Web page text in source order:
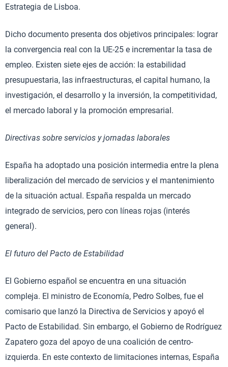
Estrategia de Lisboa.
Dicho documento presenta dos objetivos principales: lograr
la convergencia real con la UE-25 e incrementar la tasa de
empleo. Existen siete ejes de acción: la estabilidad
presupuestaria, las infraestructuras, el capital humano, la
investigación, el desarrollo y la inversión, la competitividad,
el mercado laboral y la promoción empresarial.
Directivas sobre servicios y jornadas laborales
España ha adoptado una posición intermedia entre la plena
liberalización del mercado de servicios y el mantenimiento
de la situación actual. España respalda un mercado
integrado de servicios, pero con líneas rojas (interés
general).
El futuro del Pacto de Estabilidad
El Gobierno español se encuentra en una situación
compleja. El ministro de Economía, Pedro Solbes, fue el
comisario que lanzó la Directiva de Servicios y apoyó el
Pacto de Estabilidad. Sin embargo, el Gobierno de Rodríguez
Zapatero goza del apoyo de una coalición de centro-
izquierda. En este contexto de limitaciones internas, España